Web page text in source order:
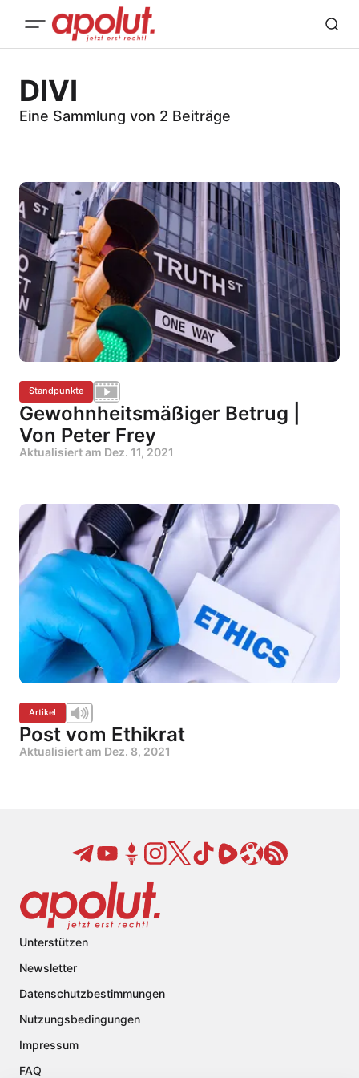
DIVI
Eine Sammlung von 2 Beiträge
Standpunkte
Gewohnheitsmäßiger Betrug |
Von Peter Frey
Aktualisiert am Dez. 11, 2021
Artikel
Post vom Ethikrat
Aktualisiert am Dez. 8, 2021
Unterstützen
Newsletter
Datenschutzbestimmungen
Nutzungsbedingungen
Impressum
FAQ